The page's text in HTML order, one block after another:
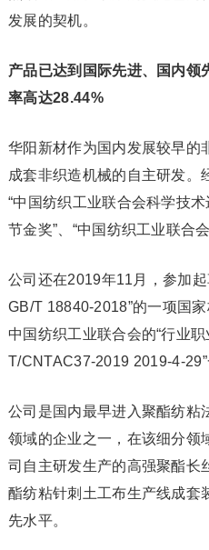
发展的契机。
产品已达到国际先进、国内领
率高达28.44%
华阳新材作为国内发展较早的
成套非织造机械的自主研发。
“中国纺织工业联合会科学技
节金奖”、“中国纺织工业联合
公司还在2019年11月，参加
GB/T 18840-2018”的一项国
中国纺织工业联合会的“行业
T/CNTAC37-2019 2019-4-29”
公司是国内最早进入聚酯纺粘
领域的企业之一，在该细分领
司自主研发生产的高强聚酯长
酯纺粘针刺土工布生产线成套
先水平。